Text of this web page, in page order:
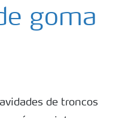
goma
de troncos